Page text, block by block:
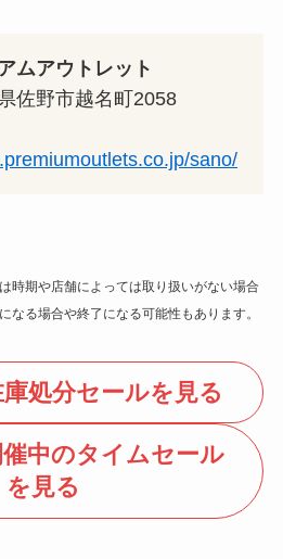
ムアウトレット
佐野市越名町2058
sano/
時期や店舗によっては取り扱いがない場合
なる場合や終了になる可能性もあります。
処分セールを見る
中のタイムセール
を見る